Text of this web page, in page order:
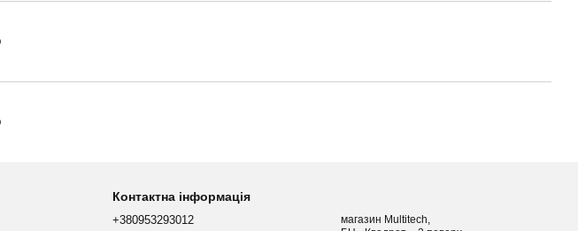
Контактна інформація
+380953293012
магазин Multitech,